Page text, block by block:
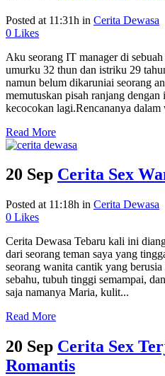
Posted at 11:31h in Cerita Dewasa
0 Likes
Aku seorang IT manager di
umurku 32 thun dan istriku 29
namun belum dikaruniai seorang
memutuskan pisah ranjang
kecocokan lagi.Rencananya dalam
Read More
20 Sep Cerita Sex
Posted at 11:18h in Cerita Dewasa
0 Likes
Cerita Dewasa Tebaru kali ini
dari seorang teman saya yang
seorang wanita cantik yang
sebahu, tubuh tinggi semampai,
saja namanya Maria, kulit...
Read More
20 Sep Cerita Sex
Romantis